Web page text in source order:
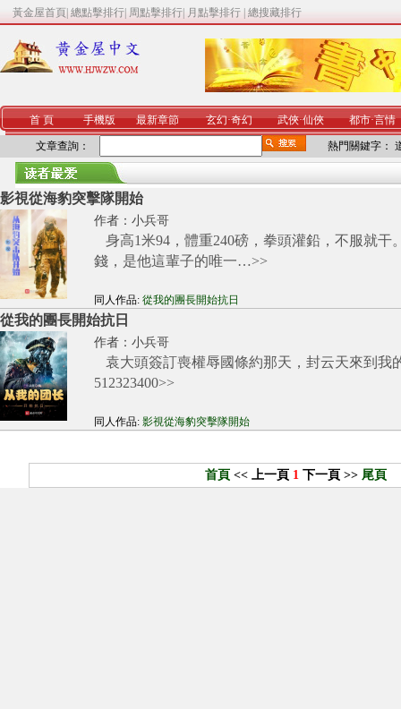
黃金屋首頁 總點擊排行 周點擊排行 月點擊排行 總搜藏排行
首 頁 手機版 最新章節 玄幻·奇幻 武俠·仙俠 都市·言情
文章查詢： 熱門關鍵字：
影視從海豹突擊隊開始
作者： 小兵哥
身高1米94，體重240磅，拳頭灌鉛，不服就
錢，是他這輩子的唯一…>>
同人作品: 從我的團長開始抗日
從我的團長開始抗日
作者： 小兵哥
袁大頭簽訂喪權辱國條約那天，封云天來到
512323400>>
同人作品: 影視從海豹突擊隊開始
首頁 << 上一頁 1 下一頁 >> 尾頁